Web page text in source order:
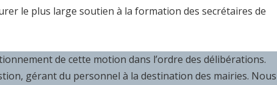
le plus large soutien à la formation des secrétaires de
de cette motion dans l’ordre des délibérations.
gérant du personnel à la destination des mairies. Nous